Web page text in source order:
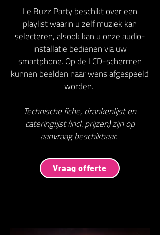
Le Buzz Party beschikt over een
playlist waarin u zelf muziek kan
selecteren, alsook kan u onze audio-
installatie bedienen via uw
smartphone. Op de LCD-schermen
kunnen beelden naar wens afgespeeld
worden.
Technische fiche, drankenlijst en
cateringlijst (incl. prijzen) zijn op
aanvraag beschikbaar.
Vraag offerte